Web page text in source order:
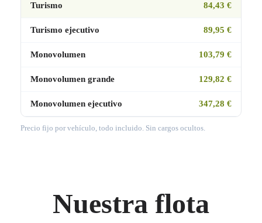
Turismo 84,43 €
Turismo ejecutivo 89,95 €
Monovolumen 103,79 €
Monovolumen grande 129,82 €
Monovolumen ejecutivo 347,28 €
Precio fijo por vehículo, todo incluido. Sin cargos ocultos.
Nuestra flota